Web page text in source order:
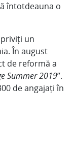
întotdeauna o
un
În august
de reformă a
Summer 2019”.
de angajați în